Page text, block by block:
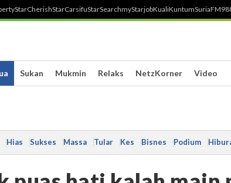
StarCherishStarCarsifuStarSearchmyStarjobKualiKuntumSuriaFM
Sukan Mukmin Relaks NetzKorner Video
Hias Sukses Massa Tular Kes Bisnes Podium